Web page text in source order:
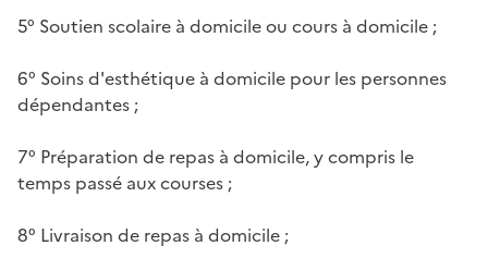
5° Soutien scolaire à domicile ou cours à domicile ;
6° Soins d'esthétique à domicile pour les personnes
dépendantes ;
7° Préparation de repas à domicile, y compris le
temps passé aux courses ;
8° Livraison de repas à domicile ;